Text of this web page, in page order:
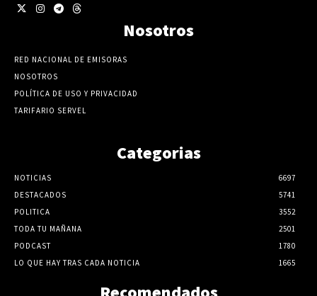
Nosotros
RED NACIONAL DE EMISORAS
NOSOTROS
POLÍTICA DE USO Y PRIVACIDAD
TARIFARIO SERVEL
Categorias
NOTICIAS
6697
DESTACADOS
5741
POLITICA
3552
TODA TU MAÑANA
2501
PODCAST
1780
LO QUE HAY TRAS CADA NOTICIA
1665